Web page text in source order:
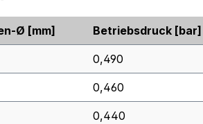
Ø [mm] Betriebsdruck [bar]
0,490
0,460
0,440